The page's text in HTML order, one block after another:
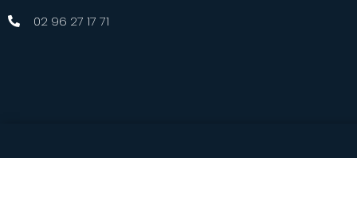
02 96 27 17 71